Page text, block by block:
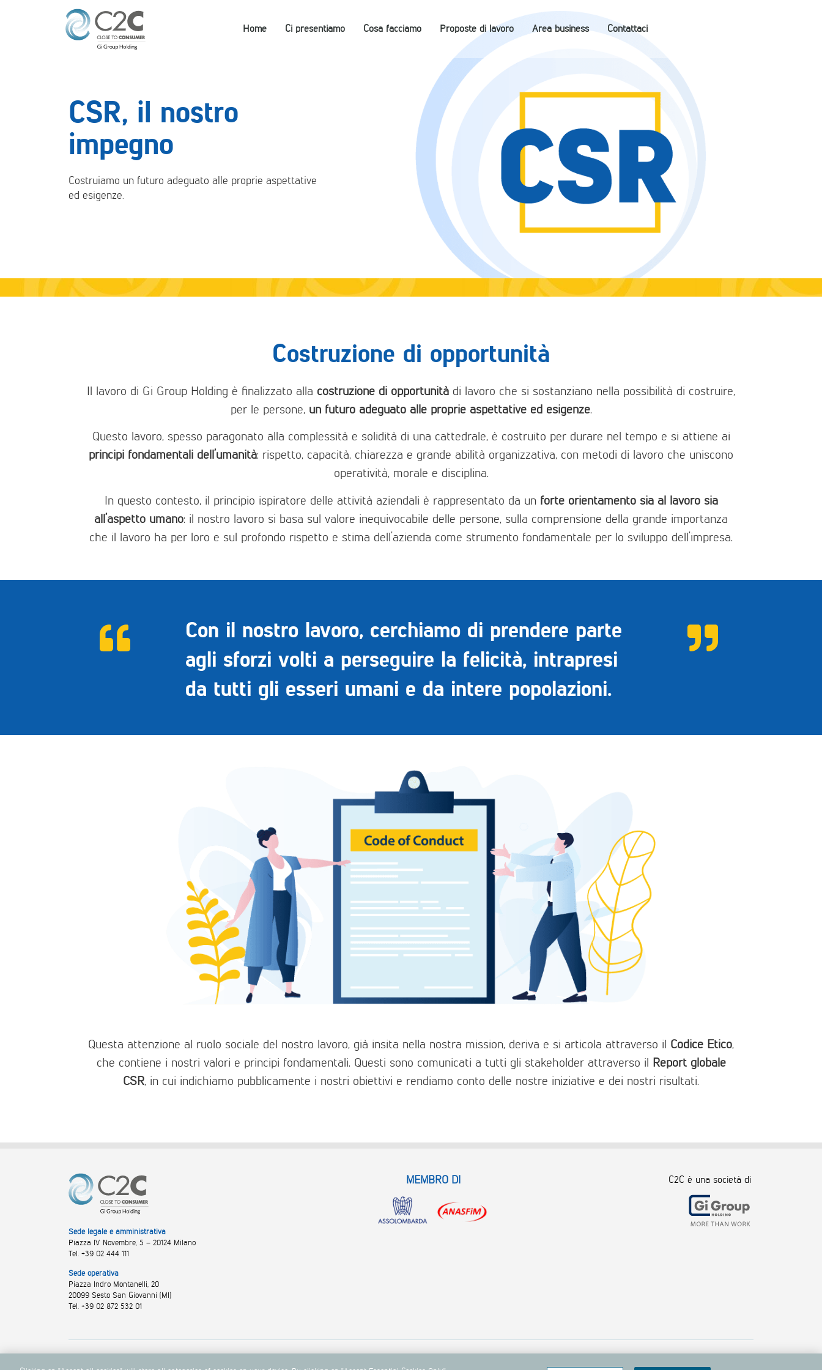
Home Ci presentiamo Cosa facciamo Proposte di lavoro Area business Contattaci
CSR, il nostro
impegno
Costruiamo un futuro adeguato alle proprie aspettative
ed esigenze.
Costruzione di opportunità
Il lavoro di Gi Group Holding è finalizzato alla costruzione di opportunità di lavoro che si sostanziano nella possibilità di costruire,
per le persone, un futuro adeguato alle proprie aspettative ed esigenze.
Questo lavoro, spesso paragonato alla complessità e solidità di una cattedrale, è costruito per durare nel tempo e si attiene ai
principi fondamentali dell’umanità: rispetto, capacità, chiarezza e grande abilità organizzativa, con metodi di lavoro che uniscono
operatività, morale e disciplina.
In questo contesto, il principio ispiratore delle attività aziendali è rappresentato da un forte orientamento sia al lavoro sia
all’aspetto umano: il nostro lavoro si basa sul valore inequivocabile delle persone, sulla comprensione della grande importanza
che il lavoro ha per loro e sul profondo rispetto e stima dell’azienda come strumento fondamentale per lo sviluppo dell’impresa.
Con il nostro lavoro, cerchiamo di prendere parte
agli sforzi volti a perseguire la felicità, intrapresi
da tutti gli esseri umani e da intere popolazioni.
Questa attenzione al ruolo sociale del nostro lavoro, già insita nella nostra mission, deriva e si articola attraverso il Codice Etico,
che contiene i nostri valori e principi fondamentali. Questi sono comunicati a tutti gli stakeholder attraverso il
Report globale
CSR, in cui indichiamo pubblicamente i nostri obiettivi e rendiamo conto delle nostre iniziative e dei nostri risultati.
Sede legale e amministrativa
Piazza IV Novembre, 5 – 20124 Milano
Tel. +39 02 444 111
Sede operativa
Piazza Indro Montanelli, 20
20099 Sesto San Giovanni (MI)
Tel. +39 02 872 532 01
MEMBRO DI C2C è una società di